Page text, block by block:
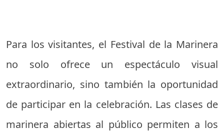
Para los visitantes, el Festival de la Marinera
no solo ofrece un espectáculo visual
extraordinario, sino también la oportunidad
de participar en la celebración. Las clases de
marinera abiertas al público permiten a los